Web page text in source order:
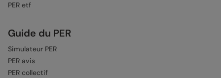
PER etf
Guide du PER
Simulateur PER
PER avis
PER collectif